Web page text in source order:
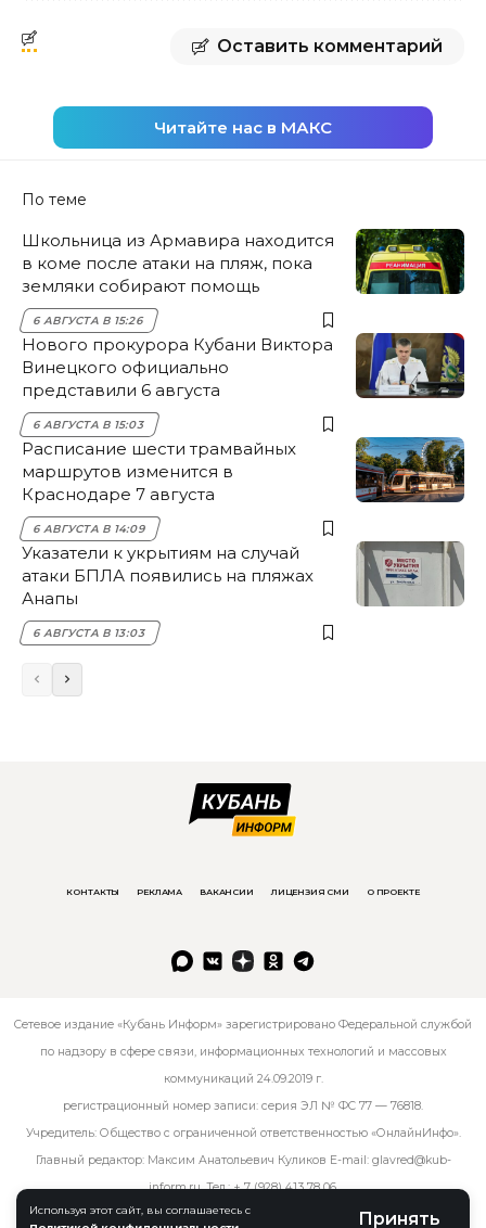
Используя этот сайт, вы соглашаетесь с
Принять
Оставить комментарий
Читайте нас в МАКС
По теме
Школьница из Армавира находится
в коме после атаки на пляж, пока
земляки собирают помощь
6 АВГУСТА В 15:26
Нового прокурора Кубани Виктора
Винецкого официально
представили 6 августа
6 АВГУСТА В 15:03
Расписание шести трамвайных
маршрутов изменится в
Краснодаре 7 августа
6 АВГУСТА В 14:09
Указатели к укрытиям на случай
атаки БПЛА появились на пляжах
Анапы
6 АВГУСТА В 13:03
КОНТАКТЫ РЕКЛАМА ВАКАНСИИ ЛИЦЕНЗИЯ СМИ О ПРОЕКТЕ
Сетевое издание «Кубань Информ» зарегистрировано Федеральной службой
по надзору в сфере связи, информационных технологий и массовых
коммуникаций 24.09.2019 г.
регистрационный номер записи: серия ЭЛ № ФС 77 — 76818.
Учредитель: Общество с ограниченной ответственностью «ОнлайнИнфо».
Главный редактор: Максим Анатольевич Куликов E-mail: glavred@kub-
inform.ru. Тел.:+ 7 (928) 413 78 06.